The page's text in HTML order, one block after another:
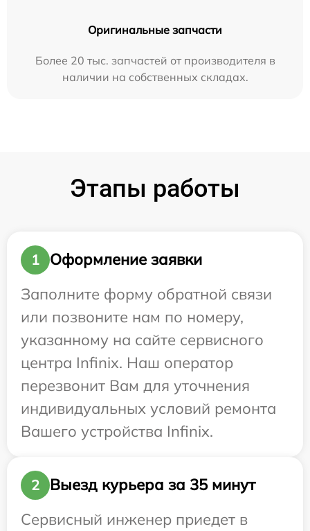
Оригинальные запчасти
Более 20 тыс. запчастей от производителя в
наличии на собственных складах.
Этапы работы
1
Оформление заявки
Заполните форму обратной связи
или позвоните нам по номеру,
указанному на сайте сервисного
центра Infinix. Наш оператор
перезвонит Вам для уточнения
индивидуальных условий ремонта
Вашего устройства Infinix.
2
Выезд курьера за 35 минут
Сервисный инженер приедет в